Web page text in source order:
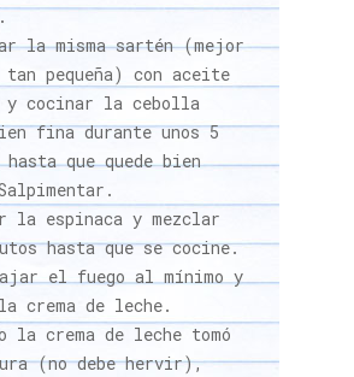
la misma sartén (mejor
pequeña) con aceite
cocinar la cebolla
fina durante unos 5
que quede bien
la espinaca y mezclar
hasta que se cocine.
el fuego al mínimo y
crema de leche.
la crema de leche tomó
(no debe hervir),